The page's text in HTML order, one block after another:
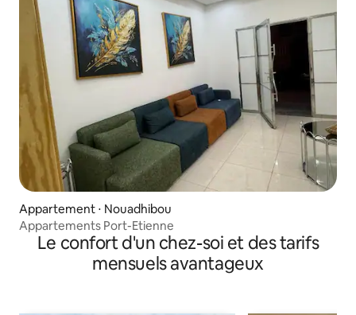
Appartement ⋅ Nouadhibou
Appartements Port-Etienne
Le confort d'un chez-soi et des tarifs
mensuels avantageux